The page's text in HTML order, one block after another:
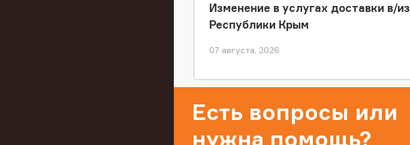
Изменение в услугах доставки в/из
Республики Крым
07 августа, 2026
Есть вопросы или
нужна помощь?